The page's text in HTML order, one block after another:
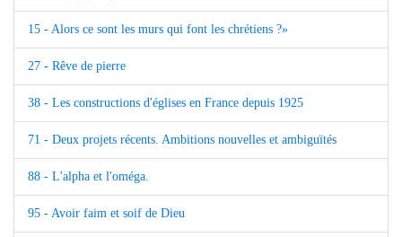
15 - Alors ce sont les murs qui font les chrétiens ?»
27 - Rêve de pierre
38 - Les constructions d'églises en France depuis 1925
71 - Deux projets récents. Ambitions nouvelles et ambiguïtés
88 - L'alpha et l'oméga.
95 - Avoir faim et soif de Dieu